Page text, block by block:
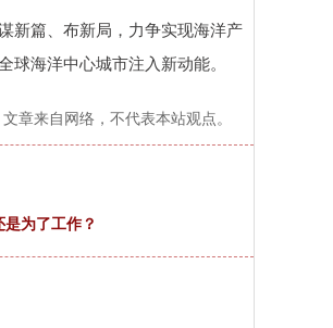
篇、布新局，力争实现海洋产
海洋中心城市注入新动能。
章来自网络，不代表本站观点。
为了工作？